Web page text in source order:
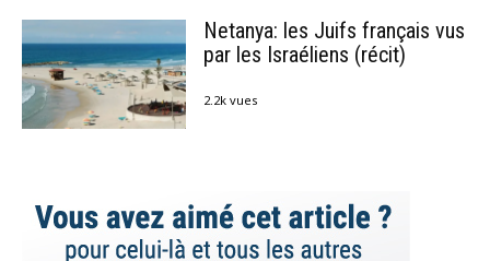
Netanya: les Juifs français vus
par les Israéliens (récit)
2.2k vues